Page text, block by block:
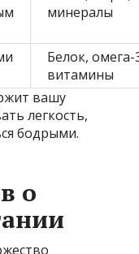
минералы
Белок, омега-
витамины
вашу
легкость,
бодрыми.
о